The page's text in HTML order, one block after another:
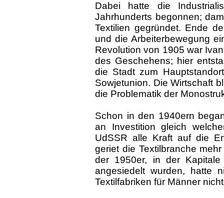
Dabei hatte die
Jahrhunderts begonnen;
Textilien gegründet. Ende
und die Arbeiterbewegung
Revolution von 1905 war
des Geschehens; hier
die Stadt zum
Sowjetunion. Die Wirtschaft
die Problematik der
Schon in den 1940ern
an Investition gleich
UdSSR alle Kraft auf die
geriet die Textilbranche
der 1950er, in der
angesiedelt wurden, hatte
Textilfabriken für Männer